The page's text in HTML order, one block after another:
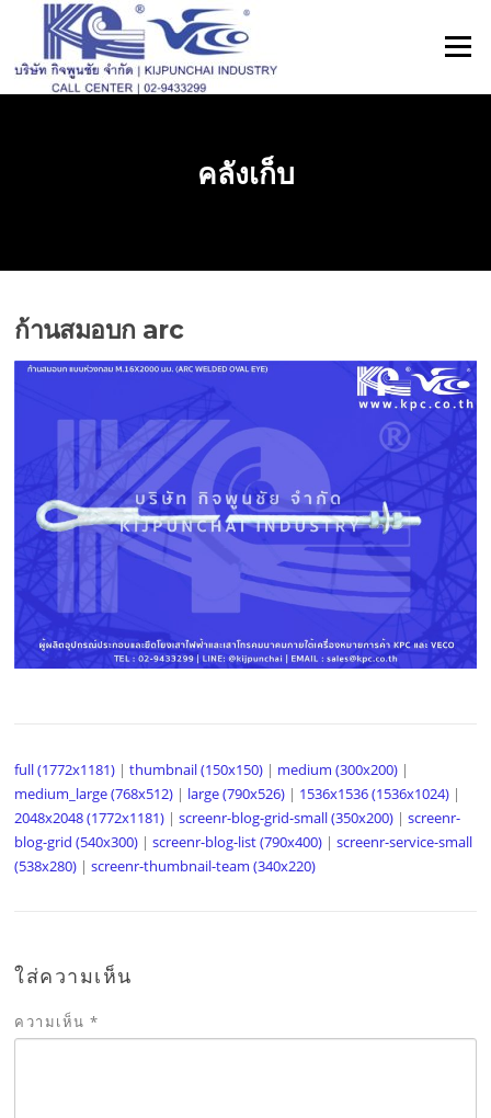
เมนู
คลังเก็บ
ก้านสมอบก arc
full (1772x1181) |thumbnail (150x150) | medium (300x200) |
medium_large (768x512) | large (790x526) | 1536x1536 (1536x1024) |
2048x2048 (1772x1181) |screenr-blog-grid-small (350x200) |screenr-
blog-grid (540x300) |screenr-blog-list (790x400) |screenr-service-small
(538x280) |screenr-thumbnail-team (340x220)
ใส่ความเห็น
ความเห็น*